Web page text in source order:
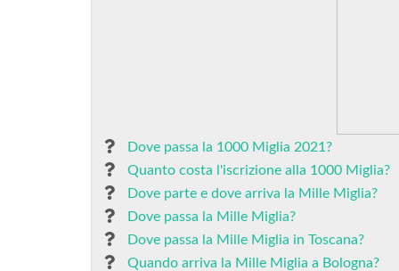
Dove passa la 1000 Miglia 2021?
Quanto costa l'iscrizione alla 1000 Miglia?
Dove parte e dove arriva la Mille Miglia?
Dove passa la Mille Miglia?
Dove passa la Mille Miglia in Toscana?
Quando arriva la Mille Miglia a Bologna?